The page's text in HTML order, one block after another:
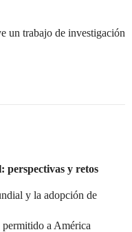
un trabajo de investigación
perspectivas y retos
y la adopción de
permitido a América